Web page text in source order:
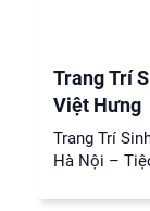
Trang Trí
Việt Hưng
Trang Trí
Hà Nội –